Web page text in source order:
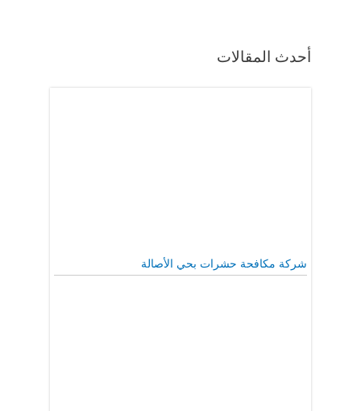
أحدث المقالات
شركة مكافحة حشرات بحي الأصالة